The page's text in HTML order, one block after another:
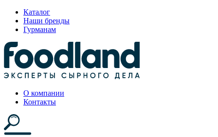
Каталог
Наши бренды
Гурманам
О компании
Контакты